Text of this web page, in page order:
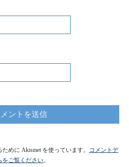
めに Akismet を使っています。 コメントデ
をご覧ください。